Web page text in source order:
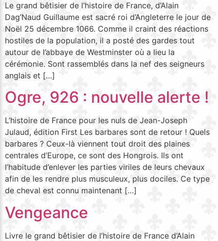
Le grand bêtisier de l’histoire de France, d’Alain
Dag’Naud Guillaume est sacré roi d’Angleterre le jour de
Noël 25 décembre 1066. Comme il craint des réactions
hostiles de la population, il a posté des gardes tout
autour de l’abbaye de Westminster où a lieu la
cérémonie. Sont rassemblés dans la nef des seigneurs
anglais et […]
Ogre, 926 : nouvelle alerte !
L’histoire de France pour les nuls de Jean-Joseph
Julaud, édition First Les barbares sont de retour ! Quels
barbares ? Ceux-là viennent tout droit des plaines
centrales d’Europe, ce sont des Hongrois. Ils ont
l’habitude d’enlever les parties viriles de leurs chevaux
afin de les rendre plus musculeux, plus dociles. Ce type
de cheval est connu maintenant […]
Vengeance
Livre le grand bêtisier de l’histoire de France d’Alain